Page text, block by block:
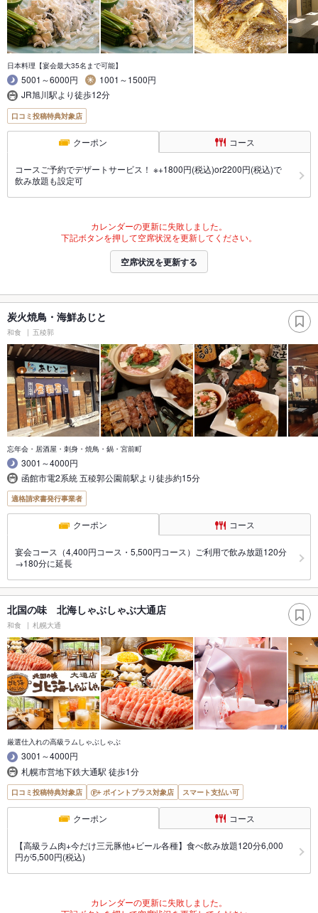
日本料理【宴会最大35名まで可能】
5001～6000円
1001～1500円
JR旭川駅より徒歩12分
口コミ投稿特典対象店
クーポン コース
コースご予約でデザートサービス！ ※+1800円(税込)or2200円(税込)で
飲み放題も設定可
カレンダーの更新に失敗しました。
下記ボタンを押して空席状況を更新してください。
空席状況を更新する
炭火焼鳥・海鮮あじと
和食 五稜郭
忘年会・居酒屋・刺身・焼鳥・鍋・宮前町
3001～4000円
函館市電2系統 五稜郭公園前駅より徒歩約15分
適格請求書発行事業者
クーポン コース
宴会コース（4,400円コース・5,500円コース）ご利用で飲み放題120分
→180分に延長
北国の味 北海しゃぶしゃぶ大通店
和食 札幌大通
厳選仕入れの高級ラムしゃぶしゃぶ
3001～4000円
札幌市営地下鉄大通駅 徒歩1分
口コミ投稿特典対象店 ポイントプラス対象店 スマート支払い可
クーポン コース
【高級ラム肉+今だけ三元豚他+ビール各種】食べ飲み放題120分6,000
円が5,500円(税込)
カレンダーの更新に失敗しました。